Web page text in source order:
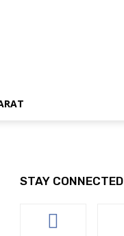
STAY CONNECTED